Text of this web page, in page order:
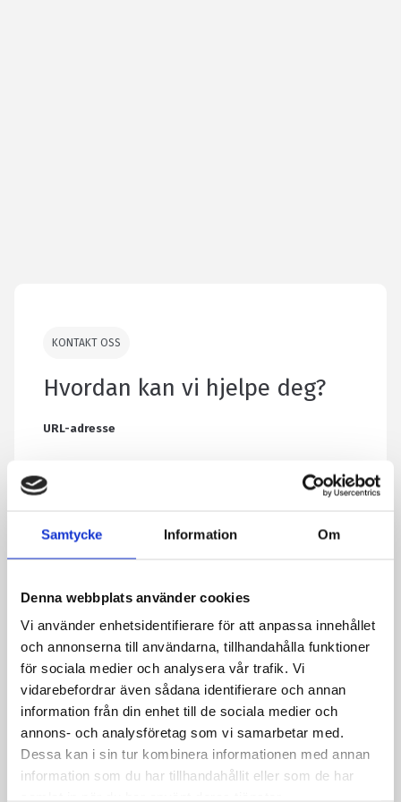
Samtycke Information Om
Denna webbplats använder cookies
Vi använder enhetsidentifierare för att anpassa innehållet
och annonserna till användarna, tillhandahålla funktioner
för sociala medier och analysera vår trafik. Vi
vidarebefordrar även sådana identifierare och annan
information från din enhet till de sociala medier och
annons- och analysföretag som vi samarbetar med.
Dessa kan i sin tur kombinera informationen med annan
information som du har tillhandahållit eller som de har
KONTAKT OSS
Hvordan kan vi hjelpe deg?
URL-adresse
Dette feltet brukes til validering og bør stå
Dette feltet er skjult når skjemaet vises
Dette feltet er skjult når skjemaet vises
Ditt navn *